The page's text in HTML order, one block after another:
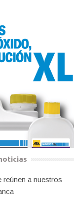
reúnen a nuestros